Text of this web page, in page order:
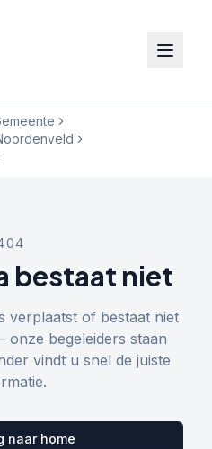
bestaat niet
verplaatst of bestaat niet
onze begeleiders staan
vindt u snel de juiste
naar home